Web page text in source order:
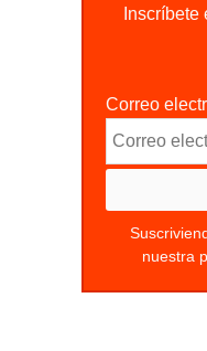
Correo
nuestra